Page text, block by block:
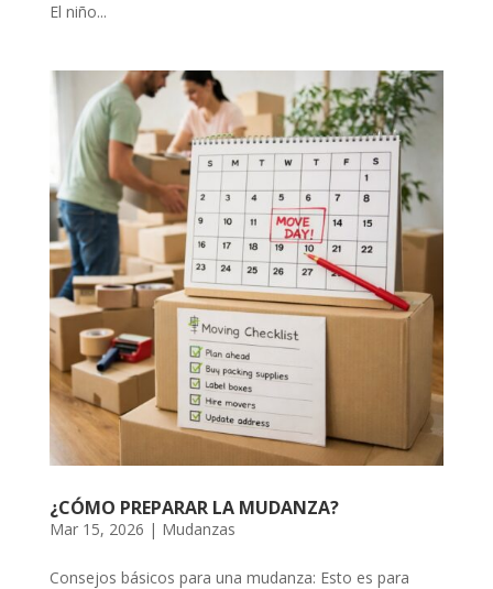
El niño...
¿CÓMO PREPARAR LA MUDANZA?
Mar 15, 2026 | Mudanzas
Consejos básicos para una mudanza: Esto es para